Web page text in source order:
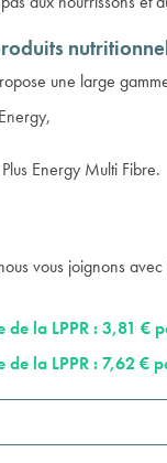
une large
,
Energy Multi Fibre.
vous joignons
de la LPPR : 3,81 €
de la LPPR : 7,62 €